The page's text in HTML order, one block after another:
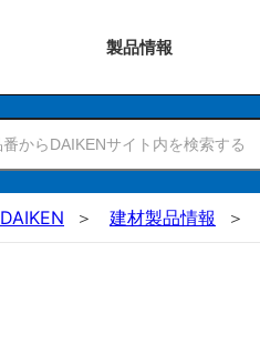
製品情報
建材製品情報